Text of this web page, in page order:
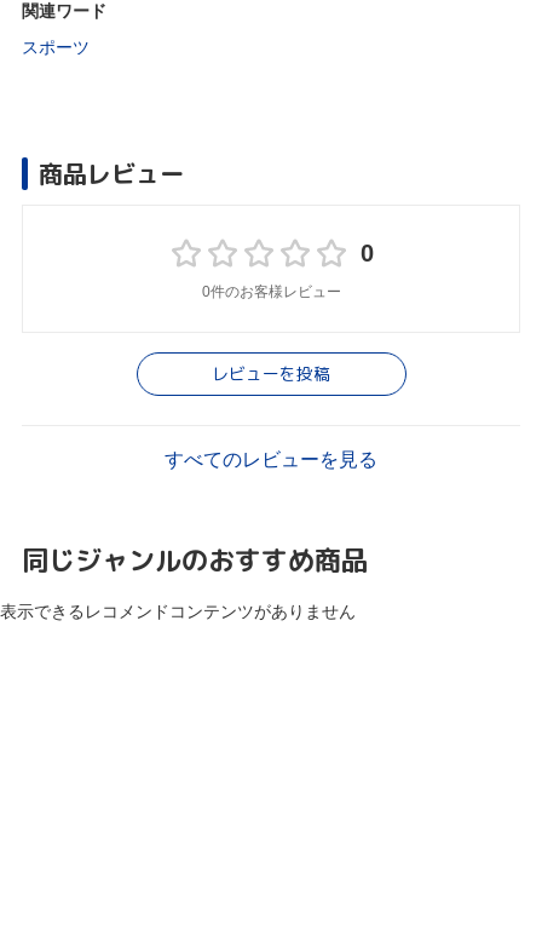
関連ワード
スポーツ
商品レビュー
0
0件のお客様レビュー
レビューを投稿
すべてのレビューを見る
同じジャンルのおすすめ商品
表示できるレコメンドコンテンツがありません